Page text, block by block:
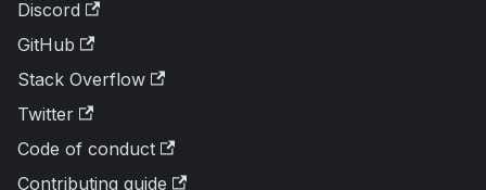
Discord
GitHub
Stack Overflow
Twitter
Code of conduct
Contributing guide